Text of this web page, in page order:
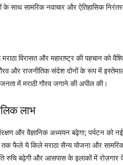
साथ सामरिक नवाचार और ऐतिहासिक
विरासत और महाराष्ट्र की पहचान को
गौरव और राजनीतिक संदेश दोनों के रूप में
में मराठी गौरव जगाने की अपील की।
लाभ
और वैज्ञानिक अध्ययन बढ़ेगा; पर्यटन को
फैले ये किले मराठा सैन्य योजना और
रुचि बढ़ेगी और आसपास के इलाकों में